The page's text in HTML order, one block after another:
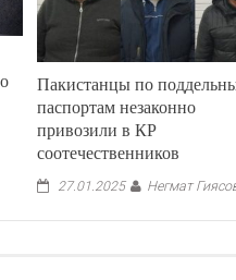
Пакистанцы по
паспортам незаконно
привозили в КР
соотечественников
27.01.2025 Негмат